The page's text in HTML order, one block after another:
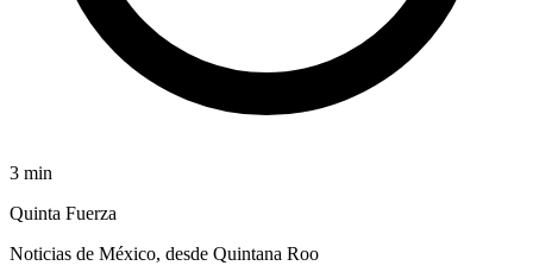
3 min
Quinta Fuerza
Noticias de México, desde Quintana Roo